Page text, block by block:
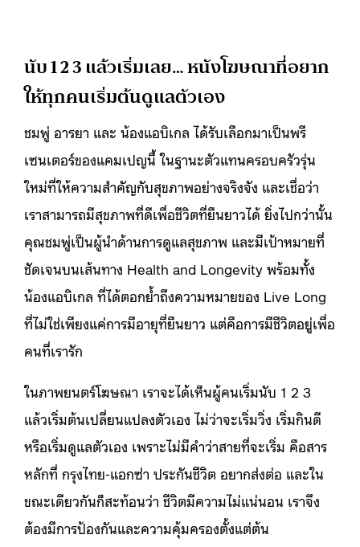
นับ 1 2 3 แล้วเริ่มเลย… หนังโฆษณาที่อยาก
ให้ทุกคนเริ่มต้นดูแลตัวเอง
ชมพู่ อารยา และ น้องแอบิเกล ได้รับเลือกมาเป็นพรี
เซนเตอร์ของแคมเปญนี้ ในฐานะตัวแทนครอบครัวรุ่น
ใหม่ที่ให้ความสำคัญกับสุขภาพอย่างจริงจัง และเชื่อว่า
เราสามารถมีสุขภาพที่ดีเพื่อชีวิตที่ยืนยาวได้ ยิ่งไปกว่านั้น
คุณชมพู่เป็นผู้นำด้านการดูแลสุขภาพ และมีเป้าหมายที่
ชัดเจนบนเส้นทาง Health and Longevity พร้อมทั้ง
น้องแอบิเกล ที่ได้ตอกย้ำถึงความหมายของ Live Long
ที่ไม่ใช่เพียงแค่การมีอายุที่ยืนยาว แต่คือการมีชีวิตอยู่เพื่อ
คนที่เรารัก
ในภาพยนตร์โฆษณา เราจะได้เห็นผู้คนเริ่มนับ 1 2 3
แล้วเริ่มต้นเปลี่ยนแปลงตัวเอง ไม่ว่าจะเริ่มวิ่ง เริ่มกินดี
หรือเริ่มดูแลตัวเอง เพราะไม่มีคำว่าสายที่จะเริ่ม คือสาร
หลักที่ กรุงไทย-แอกซ่า ประกันชีวิต อยากส่งต่อ และใน
ขณะเดียวกันก็สะท้อนว่า ชีวิตมีความไม่แน่นอน เราจึง
ต้องมีการป้องกันและความคุ้มครองตั้งแต่ต้น